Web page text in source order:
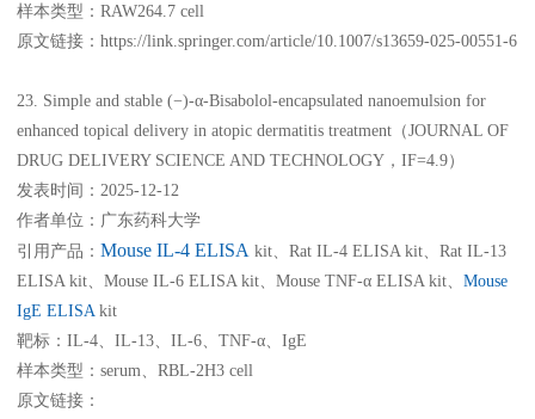
样本类型：RAW264.7 cell
原文链接：https://link.springer.com/article/10.1007/s13659-025-00551-6
23. Simple and stable (−)-α-Bisabolol-encapsulated nanoemulsion for
enhanced topical delivery in atopic dermatitis treatment（JOURNAL OF
DRUG DELIVERY SCIENCE AND TECHNOLOGY，IF=4.9）
发表时间：2025-12-12
作者单位：广东药科大学
引用产品： Mouse IL-4 ELISA kit、Rat IL-4 ELISA kit、Rat IL-13
ELISA kit、Mouse IL-6 ELISA kit、Mouse TNF-α ELISA kit、Mouse
IgE ELISA kit
靶标：IL-4、IL-13、IL-6、TNF-α、IgE
样本类型：serum、RBL-2H3 cell
原文链接：